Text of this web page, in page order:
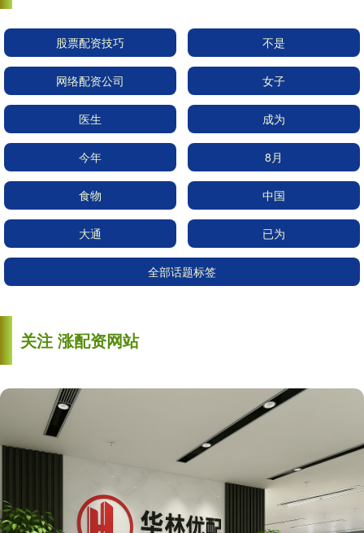
股票配资技巧 不是
网络配资公司 女子
医生 成为
今年 8月
食物 中国
大通 已为
全部话题标签
关注 涨配资网站